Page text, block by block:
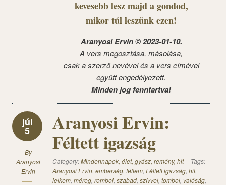
kevesebb lesz majd a gondod,
mikor túl leszünk ezen!
Aranyosi Ervin © 2023-01-10.
A vers megosztása, másolása,
csak a szerző nevével és a vers címével
együtt engedélyezett.
Minden jog fenntartva!
júl
5
By
Aranyosi
Ervin
Aranyosi Ervin:
Féltett igazság
Category:Mindennapok, élet, gyász, remény, hit
Tags:
Aranyosi Ervin, emberség, féltem, Féltett igazság, hit,
lelkem, méreg, rombol, szabad, szívvel, tombol, valóság,